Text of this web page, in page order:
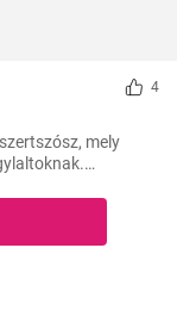
4
mely